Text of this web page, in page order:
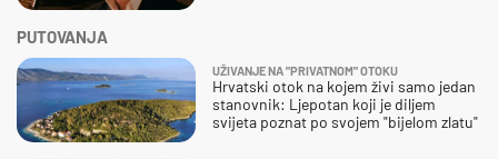
PUTOVANJA
UŽIVANJE NA "PRIVATNOM" OTOKU
Hrvatski otok na kojem živi samo jedan
stanovnik: Ljepotan koji je diljem
svijeta poznat po svojem "bijelom zlatu"